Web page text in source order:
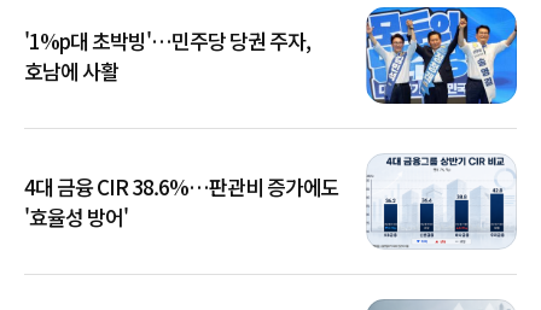
'1%p대 초박빙'…민주당 당권 주자,
호남에 사활
4대 금융 CIR 38.6%…판관비 증가에도
'효율성 방어'